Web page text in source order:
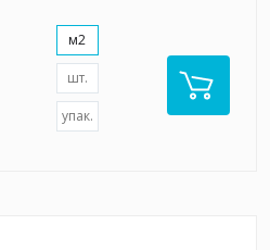
м2
шт.
упак.